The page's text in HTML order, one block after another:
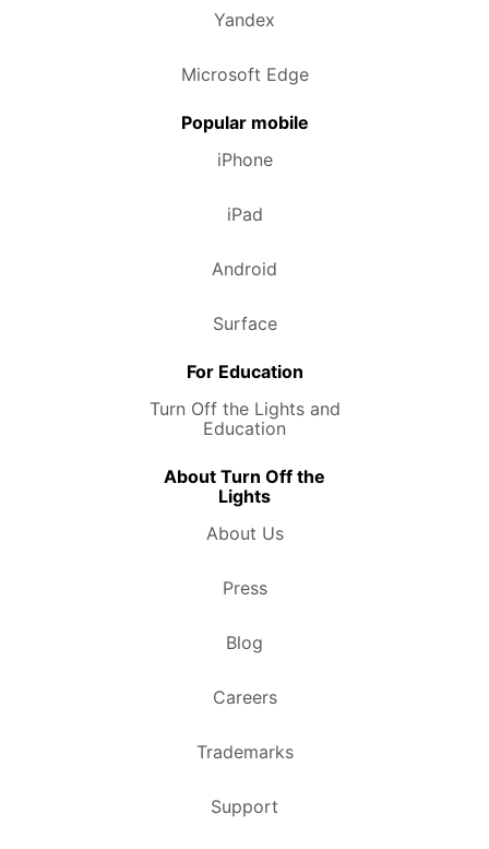
Yandex
Microsoft Edge
Popular mobile
iPhone
iPad
Android
Surface
For Education
Turn Off the Lights and
Education
About Turn Off the
Lights
About Us
Press
Blog
Careers
Trademarks
Support